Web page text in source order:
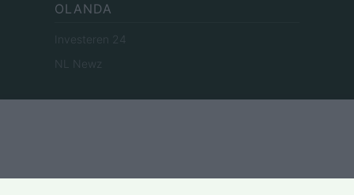
OLANDA
Investeren 24
NL Newz